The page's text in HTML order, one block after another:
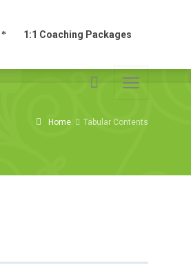
1:1 Coaching Packages
Home Tabular Contents